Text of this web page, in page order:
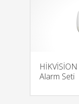
Alarm Seti